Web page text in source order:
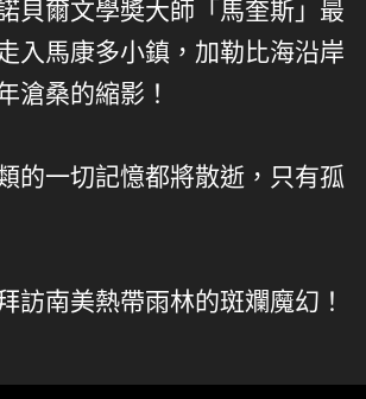
貝爾文學奬大師「馬奎斯」最
入馬康多小鎮，加勒比海沿岸
滄桑的縮影！
的一切記憶都將散逝，只有孤
訪南美熱帶雨林的斑斕魔幻！